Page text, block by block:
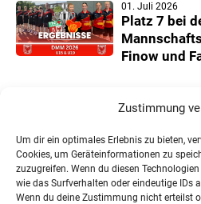
Zustimmung
Um dir ein optimales Erlebnis zu bieten,
Cookies, um Geräteinformationen zu
zuzugreifen. Wenn du diesen
wie das Surfverhalten oder eindeutige IDs
Wenn du deine Zustimmung nicht erteilst
Platz 7 bei
Finow und
01. Juli 2026
Neuer